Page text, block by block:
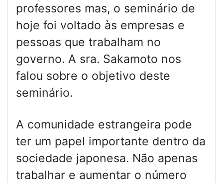
professores mas, o seminário de
hoje foi voltado às empresas e
pessoas que trabalham no
governo. A sra. Sakamoto nos
falou sobre o objetivo deste
seminário.
A comunidade estrangeira pode
ter um papel importante dentro da
sociedade japonesa. Não apenas
trabalhar e aumentar o número